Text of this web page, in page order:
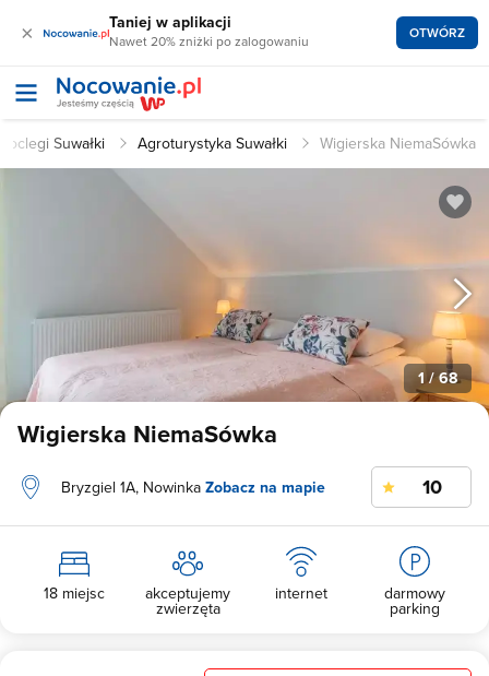
× Taniej w aplikacji
Nawet 20% zniżki po zalogowaniu OTWÓRZ
Suwałki Agroturystyka Suwałki Wigierska NiemaSówka
1/ 68
Wigierska NiemaSówka
Bryzgiel 1A, Nowinka Zobacz na mapie 10
18 miejsc akceptujemy
zwierzęta
internet darmowy
parking